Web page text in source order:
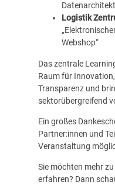
Logistik
Webshop“
Das zentrale
Raum für
Transparenz und
sektorübergreifend
Ein großes
Partner:innen und
Veranstaltung
Sie möchten mehr
erfahren? Dann